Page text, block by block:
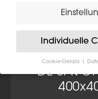
DL
Individuelle
Cookie-Details
Wenn Sie unter 16